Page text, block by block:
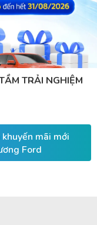
TRẢI NGHIỆM
mãi mới
Ford